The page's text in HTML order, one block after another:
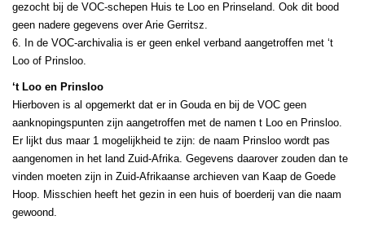
gezocht bij de VOC-schepen Huis te Loo en Prinseland. Ook dit bood
geen nadere gegevens over Arie Gerritsz.
6. In de VOC-archivalia is er geen enkel verband aangetroffen met ‘t
Loo of Prinsloo.
‘t Loo en Prinsloo
Hierboven is al opgemerkt dat er in Gouda en bij de VOC geen
aanknopingspunten zijn aangetroffen met de namen t Loo en Prinsloo.
Er lijkt dus maar 1 mogelijkheid te zijn: de naam Prinsloo wordt pas
aangenomen in het land Zuid-Afrika. Gegevens daarover zouden dan te
vinden moeten zijn in Zuid-Afrikaanse archieven van Kaap de Goede
Hoop. Misschien heeft het gezin in een huis of boerderij van die naam
gewoond.